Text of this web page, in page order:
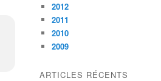
2012
2011
2010
2009
ARTICLES RÉCENTS